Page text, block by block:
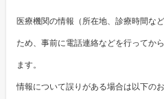
医療機関の情報（所在地、診療時間な
ため、事前に電話連絡などを行ってか
ます。
情報について誤りがある場合は以下の